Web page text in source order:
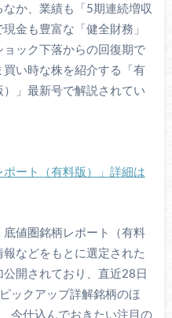
なか、業績も「5期連続増収
金も豊富な「健全財務」
ック下落からの回復期で
買い時な株を紹介する「有
」最新号で解説されてい
ート（有料版）」詳細は
値圏銘柄レポート（有料
などをもとに選定された
公開されており、直近28日
ックアップ詳解銘柄のほ
今仕込んでおきたい注目の